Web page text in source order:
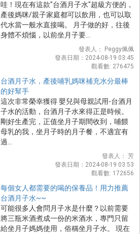
哇！現在有這款"台酒月子水"超級方便的，
產後媽咪/親子家庭都可以飲用，也可以取
代水當一般水直接喝。 月子做的好，往後
身體不煩惱，以前坐月子要...
發表人： Peggy佩佩
發表日期：2024-08-19 03:45
觀看數: 276475
台酒月子水，產後哺乳媽咪補充水分最棒
的好幫手
這次非常榮幸獲得 嬰兒與母親試用-台酒月
子水的活動，台酒月子水來得正是時候。
剛好生產完，正值坐月子期間收到，哺餵
母乳的我，坐月子時的月子餐，不適宜有
過...
發表人： 芳
發表日期：2024-08-19 03:53
觀看數: 172656
每個女人都需要的喝的保養品！用力推薦
台酒月子水~~
可能很多人會問月子水是什麼？以前需要
將三瓶米酒煮成一份的米酒水，專門只留
給坐月子媽媽使用，俗稱坐月子水。 現在